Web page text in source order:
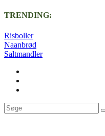
TRENDING:
Risboller
Naanbrød
Saltmandler